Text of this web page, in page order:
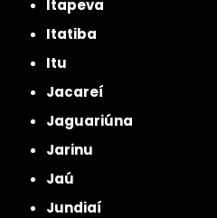
Itapeva
Itatiba
Itu
Jacareí
Jaguariúna
Jarinu
Jaú
Jundiaí